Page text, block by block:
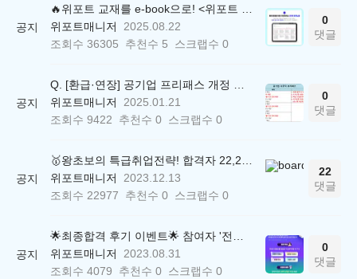
공지
🔥위포트 교재를 e-book으로! <위포트 스마트학습실>
위포트매니저
2025.08.22
조회수 36305 추천수 5 스크랩수 0
0
댓글
공지
Q. [환급·연장] 공기업 프리패스 개정 안내 (25.01.21 18:00~)
위포트매니저
2025.01.21
조회수 9422 추천수 0 스크랩수 0
0
댓글
공지
🥇왕초보의 특급취업전략! 합격자 22,244명 배출한 전문가와 함께 직무탐색부터 면접까지 완벽대비
위포트매니저
2023.12.13
조회수 22977 추천수 0 스크랩수 0
22
댓글
공지
🌟최종합격 후기 이벤트🌟 참여자 '전원' 백화점상품권 증정
위포트매니저
2023.08.31
조회수 4079 추천수 0 스크랩수 0
0
댓글